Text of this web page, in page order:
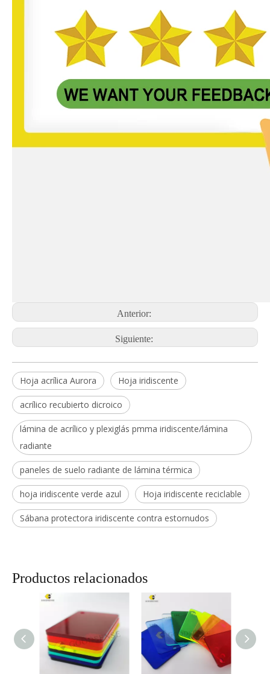
Anterior:
Siguiente:
Hoja acrílica Aurora Hoja iridiscente
acrílico recubierto dicroico
lámina de acrílico y plexiglás pmma iridiscente/lámina
radiante
paneles de suelo radiante de lámina térmica
hoja iridiscente verde azul Hoja iridiscente reciclable
Sábana protectora iridiscente contra estornudos
Productos relacionados